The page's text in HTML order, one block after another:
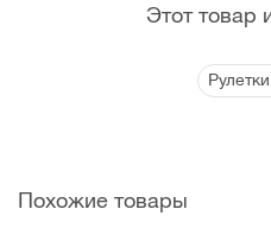
Этот товар
Похожие товары